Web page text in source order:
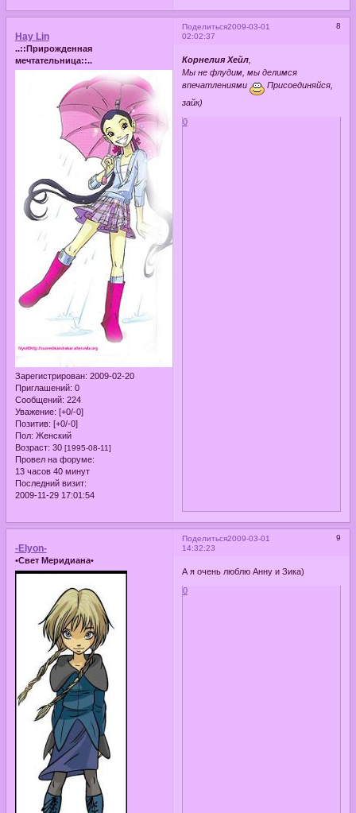
Поделиться 8
2009-03-01
02:02:37
Hay Lin
..::Прирожденная
мечтательница::..
Зарегистрирован: 2009-02-20
Приглашений: 0
Сообщений: 224
Уважение: [+0/-0]
Позитив: [+0/-0]
Пол: Женский
Возраст: 30 [1995-08-11]
Провел на форуме:
13 часов 40 минут
Последний визит:
2009-11-29 17:01:54
Корнелия Хейл,
Мы не флудим, мы делимся
впечатлениями
Присоединяйся,
зайк)
0
Поделиться 9
2009-03-01
14:32:23
-Elyon-
•Свет Меридиана•
А я очень люблю Анну и Зика)
0